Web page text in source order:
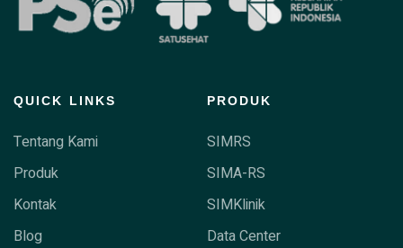
QUICK LINKS
Tentang Kami
Produk
Kontak
Blog
PRODUK
SIMRS
SIMA-RS
SIMKlinik
Data Center